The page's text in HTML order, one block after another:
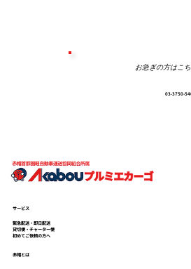
東京から愛媛県松山市
サービス
緊急配送・即日配送
貸切便・チャーター便
初めてご依頼の方へ
赤帽とは
お急ぎの方はこ
03-3750-